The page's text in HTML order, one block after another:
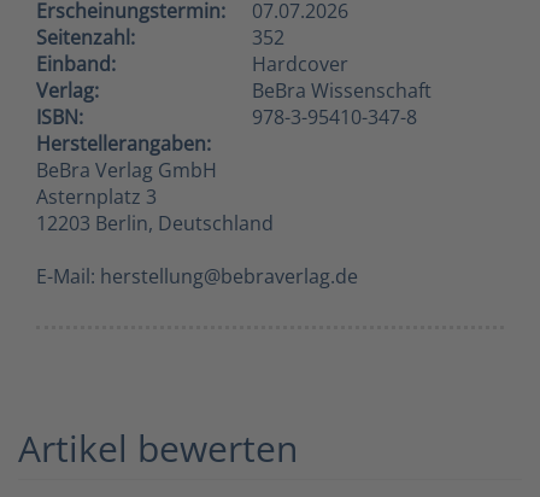
Erscheinungstermin:
07.07.2026
Seitenzahl:
352
Einband:
Hardcover
Verlag:
BeBra Wissenschaft
ISBN:
978-3-95410-347-8
Herstellerangaben:
BeBra Verlag GmbH
Asternplatz 3
12203 Berlin, Deutschland
E-Mail: herstellung@bebraverlag.de
Artikel bewerten